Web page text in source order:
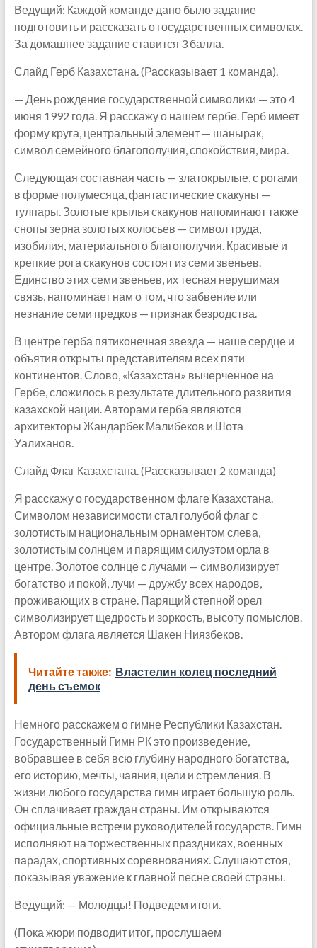
Ведущий: Каждой команде дано было задание
подготовить и рассказать о государственных символах.
За домашнее задание ставится 3 балла.
Слайд Герб Казахстана. (Рассказывает 1 команда).
— День рождение государственной символики — это 4
июня 1992 года. Я расскажу о нашем гербе. Герб имеет
форму круга, центральный элемент — шанырак,
символ семейного благополучия, спокойствия, мира.
Следующая составная часть — златокрылые, с рогами
в форме полумесяца, фантастические скакуны —
тулпары. Золотые крылья скакунов напоминают также
снопы зерна золотых колосьев — символ труда,
изобилия, материального благополучия. Красивые и
крепкие рога скакунов состоят из семи звеньев.
Единство этих семи звеньев, их тесная нерушимая
связь, напоминает нам о том, что забвение или
незнание семи предков — признак безродства.
В центре герба пятиконечная звезда — наше сердце и
объятия открыты представителям всех пяти
континентов. Слово, «Казахстан» вычерченное на
Гербе, сложилось в результате длительного развития
казахской нации. Авторами герба являются
архитекторы Жандарбек Малибеков и Шота
Уалиханов.
Слайд Флаг Казахстана. (Рассказывает 2 команда)
Я расскажу о государственном флаге Казахстана.
Символом независимости стал голубой флаг с
золотистым национальным орнаментом слева,
золотистым солнцем и парящим силуэтом орла в
центре. Золотое солнце с лучами — символизирует
богатство и покой, лучи — дружбу всех народов,
проживающих в стране. Парящий степной орел
символизирует щедрость и зоркость, высоту помыслов.
Автором флага является Шакен Ниязбеков.
Читайте также: Властелин колец последний
день съемок
Немного расскажем о гимне Республики Казахстан.
Государственный Гимн РК это произведение,
вобравшее в себя всю глубину народного богатства,
его историю, мечты, чаяния, цели и стремления. В
жизни любого государства гимн играет большую роль.
Он сплачивает граждан страны. Им открываются
официальные встречи руководителей государств. Гимн
исполняют на торжественных праздниках, военных
парадах, спортивных соревнованиях. Слушают стоя,
показывая уважение к главной песне своей страны.
Ведущий: — Молодцы! Подведем итоги.
(Пока жюри подводит итог, прослушаем